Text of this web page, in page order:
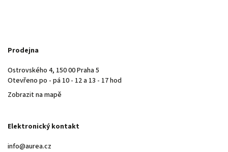
Prodejna
Ostrovského 4, 150 00 Praha 5
Otevřeno po - pá 10 - 12 a 13 - 17 hod
Zobrazit na mapě
Elektronický kontakt
info@aurea.cz